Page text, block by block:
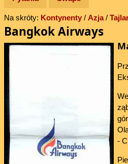
Na skróty: Kontynenty/ Azja/
Bangkok Airways
-